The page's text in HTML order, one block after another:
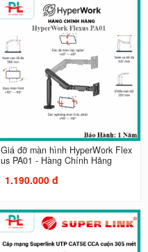
Giá đỡ màn hình HyperWork Flex
us PA01 - Hàng Chính Hãng
1.190.000 đ